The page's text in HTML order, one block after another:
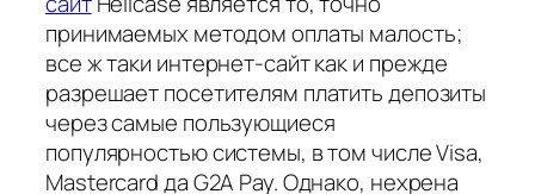
принимаемых методом оплаты малость;
все ж таки интернет-сайт как и прежде
разрешает посетителям платить депозиты
через самые пользующиеся
популярностью системы, в том числе Visa,
Mastercard да G2A Pay. Однако, нехрена